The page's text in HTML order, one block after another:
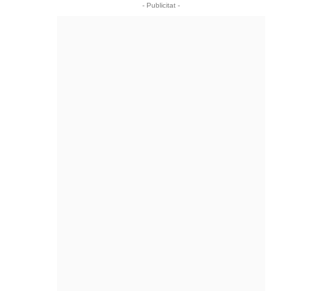
- Publicitat -